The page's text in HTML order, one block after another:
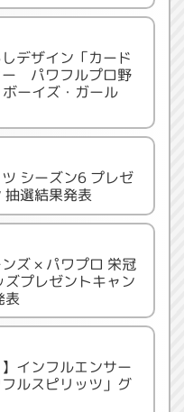
デザイン「カード
ー パワフルプロ野
ーイズ・ガール
シーズン6 プレゼ
抽選結果発表
ズ × パワプロ 栄冠
ズプレゼントキャン
表
インフルエンサー
ルスピリッツ」グ